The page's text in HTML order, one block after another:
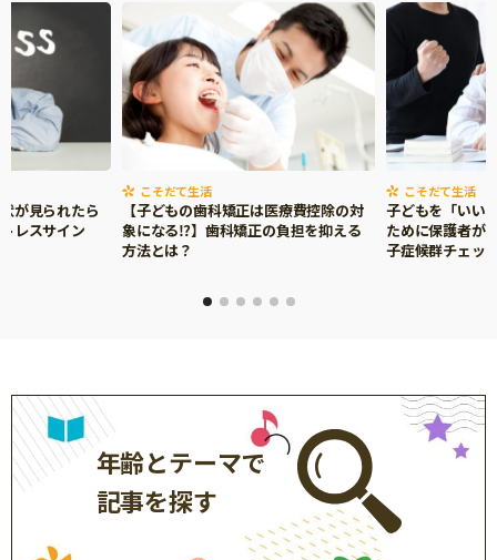
が見られたら
レスサイン
こそだて生活
【子どもの歯科矯正は医療費控除の対
象になる⁉】歯科矯正の負担を抑える
方法とは？
こそだて生活
子どもを「いい
ために保護者が
子症候群チェッ
年齢とテーマで
記事を探す